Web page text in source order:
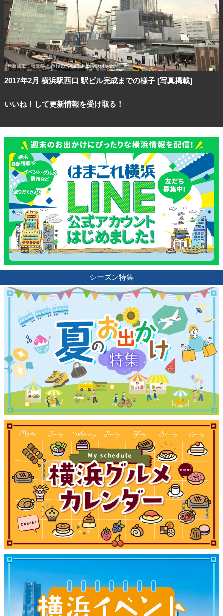
2017年2月 横浜駅西口 駅ビル完成までの様子 [写真掲載]
いいね！して更新情報を受け取る！
シーズン特集